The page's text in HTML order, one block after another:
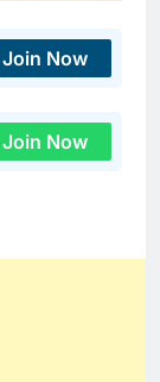
Join Now
Join Now